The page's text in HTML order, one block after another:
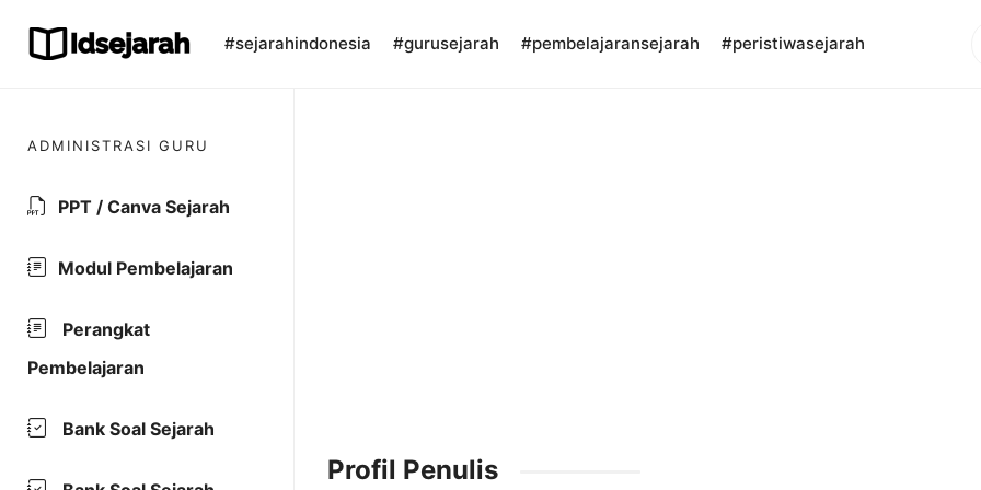
content
#sejarahindonesia #gurusejarah #pembelajaransejarah #peristiwasejarah
Profil Penulis
ADMINISTRASI GURU
PPT / Canva Sejarah
Modul Pembelajaran
Perangkat
Pembelajaran
Bank Soal Sejarah